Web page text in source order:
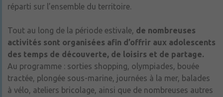
réparti sur l’ensemble du territoire.
Tout au long de la période estivale, de nombreuses
activités sont organisées afin d’offrir aux adolescents
des temps de découverte, de loisirs et de partage.
Au programme : sorties shopping, olympiades, bouée
tractée, plongée sous-marine, journées à la mer, balades
à vélo, ateliers bricolage, ainsi que de nombreuses autres